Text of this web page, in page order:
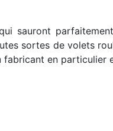
sauront
sortes de volets
en particulier